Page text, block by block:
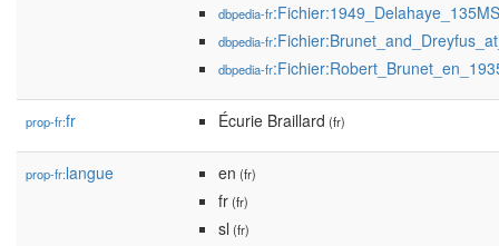
dbpedia-fr
dbpedia-fr
dbpedia-fr
prop-fr:fr Écurie Braillard (fr)
prop-fr:langue en (fr)
fr(fr)
sl (fr)